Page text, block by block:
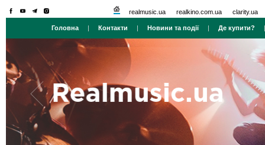
realmusic.ua realkino.com.ua clarity.ua
Головна | Контакти | Новини та події| Де купити?